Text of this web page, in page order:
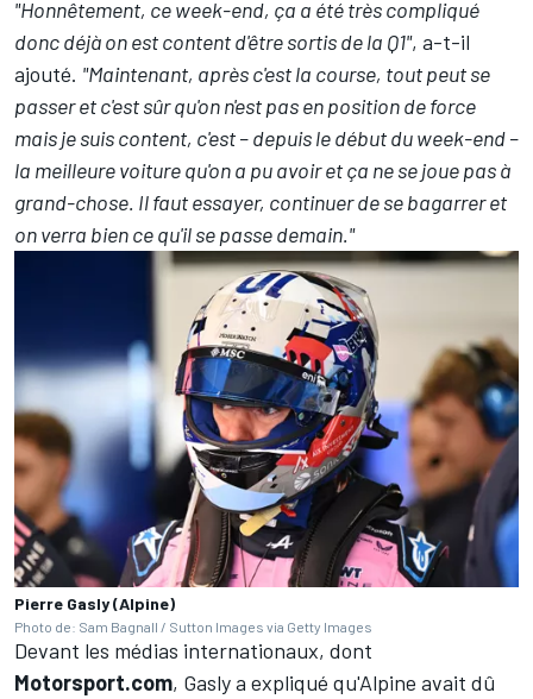
"Honnêtement, ce week-end, ça a été très compliqué
donc déjà on est content d'être sortis de la Q1", a-t-il
ajouté. "Maintenant, après c'est la course, tout peut se
passer et c'est sûr qu'on n'est pas en position de force
mais je suis content, c'est – depuis le début du week-end –
la meilleure voiture qu'on a pu avoir et ça ne se joue pas à
grand-chose. Il faut essayer, continuer de se bagarrer et
on verra bien ce qu'il se passe demain."
Pierre Gasly (Alpine)
Photo de: Sam Bagnall / Sutton Images via Getty Images
Devant les médias internationaux, dont
Motorsport.com, Gasly a expliqué qu'Alpine avait dû